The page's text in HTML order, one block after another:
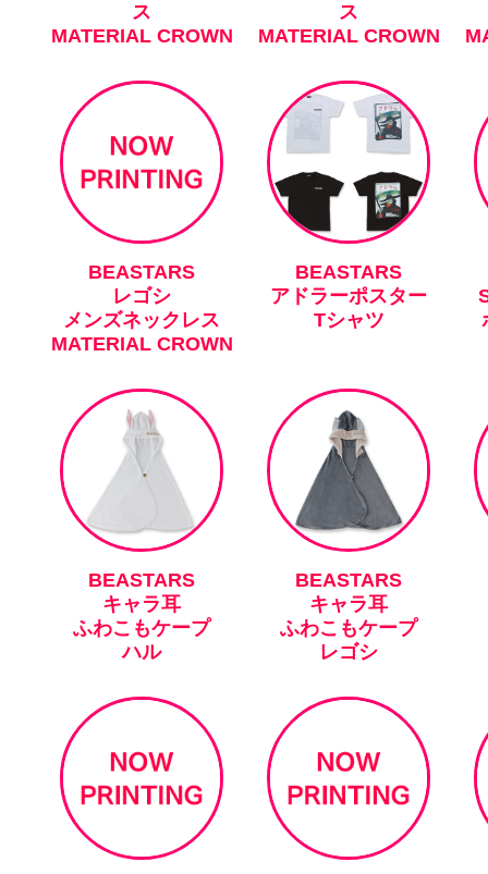
ス
MATERIAL CROWN
ス
MATERIAL CROWN
BEASTARS
レゴシ
メンズネックレス
MATERIAL CROWN
BEASTARS
アドラーポスター
Tシャツ
BEASTARS
キャラ耳
ふわこもケープ
ハル
BEASTARS
キャラ耳
ふわこもケープ
レゴシ